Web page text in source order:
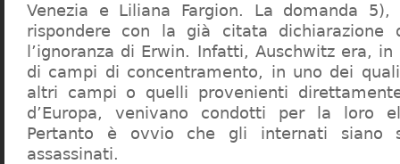
Venezia e Liliana Fargion. La domanda
rispondere con la già citata dichiarazione
l’ignoranza di Erwin. Infatti, Auschwitz era,
di campi di concentramento, in uno dei
altri campi o quelli provenienti
d’Europa, venivano condotti per la loro
Pertanto è ovvio che gli internati siano
assassinati.